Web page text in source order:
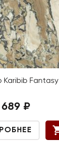
Karibib Fantasy
689 ₽